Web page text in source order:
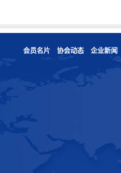
会员名片 协会动态 企业新闻